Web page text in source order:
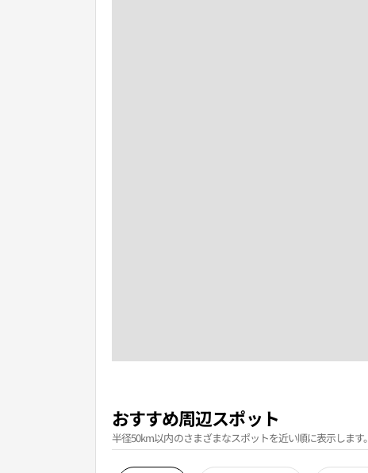
おすすめ周辺スポット
半径50km以内のさまざまなスポットを近い順に表示します。